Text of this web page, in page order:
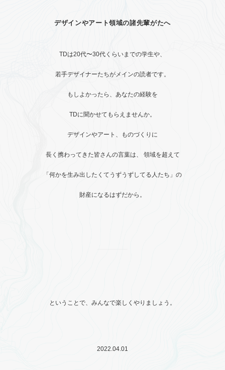
デザインやアート領域の諸先輩がたへ
TDは20代〜30代くらいまでの学生や、
若手デザイナーたちがメインの読者です。
もしよかったら、あなたの経験を
TDに聞かせてもらえませんか。
デザインやアート、ものづくりに
長く携わってきた皆さんの言葉は、 領域を超えて
「何かを生み出したくてうずうずしてる人たち」の
財産になるはずだから。
ということで、みんなで楽しくやりましょう。
2022.04.01